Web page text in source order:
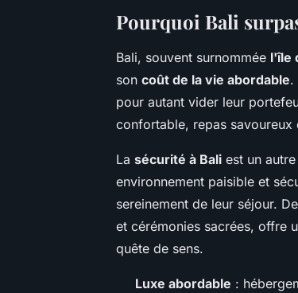
Pourquoi Bali
Bali, souvent surnommée l'île
son coût de la vie abordable.
pour autant vider leur
confortable, repas savoureux
La sécurité à Bali est un
environnement paisible et
sereinement de leur séjour.
et cérémonies sacrées, offre
quête de sens.
Luxe abordable :